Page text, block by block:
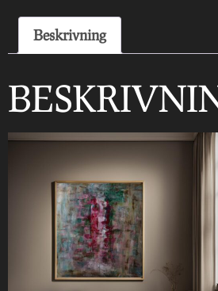
Beskrivning